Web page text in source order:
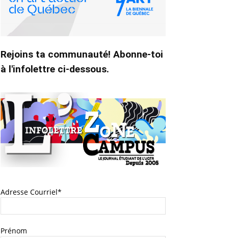
Rejoins ta communauté! Abonne-toi
à l'infolettre ci-dessous.
Adresse Courriel*
Prénom